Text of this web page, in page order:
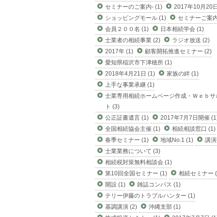
セミナーのご案内- (1)
2017年10月20
ショッピングモール (1)
セミナーご案
会員２００名 (1)
日本相続学会 (1)
士業者の相続事業 (2)
ラジオ放送 (2)
2017年 (1)
顧客開拓推進セミナー (2)
愛知県稲沢市下津穂所 (1)
2018年4月21日 (1)
家族の絆 (1)
上手な事業承継 (1)
士業専用相続ホームページ作成・Ｗｅｂサ
ト (3)
公正証書遺言 (1)
2017年7月7日開催
全国相続協会主催 (1)
相続相談窓口 (1)
春季セミナー (1)
地域No.1 (1)
講
士業業務について (3)
相続税対策無料相談会 (1)
第10回全国セミナー (1)
相続セミナー
開設 (1)
雑誌コンパス (1)
テリー伊藤のトラブルハンター (1)
基調講演 (2)
沖縄支部 (1)